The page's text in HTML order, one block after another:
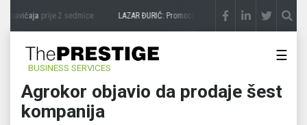
zavičajaprije 2 sedmice LAZAR ĐURIĆ: Promocija potencijal pretvara u destinaciju
BUSINESS SERVICES
☰
Agrokor objavio da prodaje šest
kompanija